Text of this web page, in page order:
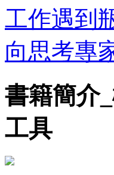
工作遇到
向思考專
書籍簡介
工具